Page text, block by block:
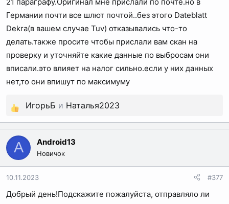
Германии почти все шлют почтой..без этого Dateblatt
Dekra(в вашем случае Tuv) отказывались что-то
делать.также просите чтобы прислали вам скан на
проверку и уточняйте какие данные по выбросам они
вписали.это влияет на налог сильно.если у них данных
нет,то они впишут по максимуму
Р
е
а
ц
:
ИгорьБ и Наталья2023
A Android13
Новичок
10.11.2023 #377
Добрый день!Подскажите пожалуйста, отправляло ли